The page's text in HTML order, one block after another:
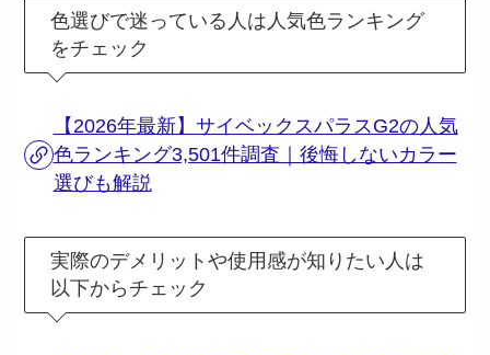
色選びで迷っている人は人気色ランキング
をチェック
【2026年最新】サイベックスパラスG2の人気
色ランキング3,501件調査｜後悔しないカラー
選びも解説
実際のデメリットや使用感が知りたい人は
以下からチェック